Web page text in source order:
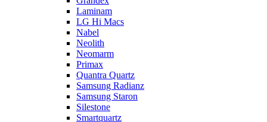
Laminam
LG Hi Macs
Nabel
Neolith
Neomarm
Primax
Quantra Quartz
Samsung Radianz
Samsung Staron
Silestone
Smartquartz